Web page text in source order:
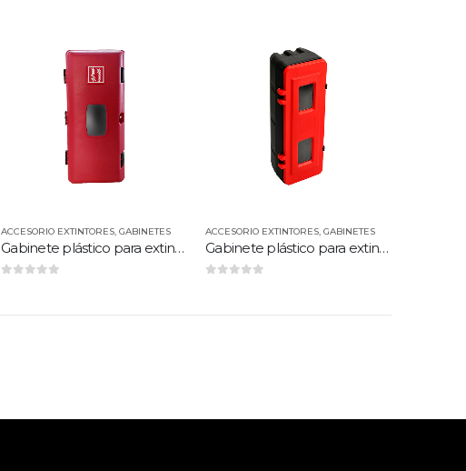
VIGHILE
ACCESORIO EXTINTORES, GABINETES
Gabinete plástico para extintor 4 kilos
ACCESORIO EXTINTORES, GABINETES
Gabinete plástico para extintor 6-10 kilos